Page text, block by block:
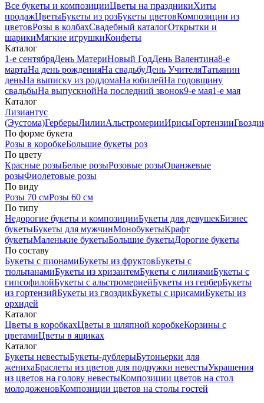
Все букеты и композицииЦветы на праздникиХиты
продажЦветыБукеты из розБукеты цветовКомпозиции из
цветовРозы в колбахСвадебный каталогОткрытки и
шарикиМягкие игрушкиКонфеты
Каталог
1-е сентябряДень МатериНовый ГодДень Валентина8-е
мартаНа день рожденияНа свадьбуДень УчителяТатьянин
деньНа выписку из роддомаНа юбилейНа годовщину
свадьбыНа выпускнойНа последний звонок9-е мая1-е мая
Каталог
Лизиантус
(Эустома)ГерберыЛилииАльстромерииИрисыГортензии
По форме букета
Розы в коробкеБольшие букеты роз
По цвету
Красные розыБелые розыРозовые розыОранжевые
розыФиолетовые розы
По виду
Розы 70 смРозы 60 см
По типу
Недорогие букеты и композицииБукеты для девушекБизнес
букетыБукеты для мужчинМонобукетыКрафт
букетыМаленькие букетыБольшие букетыДорогие букеты
По составу
Букеты с пионамиБукеты из фруктовБукеты с
тюльпанамиБукеты из хризантемБукеты с лилиямиБукеты с
гипсофилойБукеты с альстромериейБукеты из герберБукеты
из гортензийБукеты из гвоздикБукеты с ирисамиБукеты из
орхидей
Каталог
Цветы в коробкахЦветы в шляпной коробкеКорзины с
цветамиЦветы в ящиках
Каталог
Букеты невестыБукеты-дублерыБутоньерки для
женихаБраслеты из цветов для подружки невестыУкрашения
из цветов на голову невестыКомпозиции цветов на стол
молодоженовКомпозиции цветов на столы гостей